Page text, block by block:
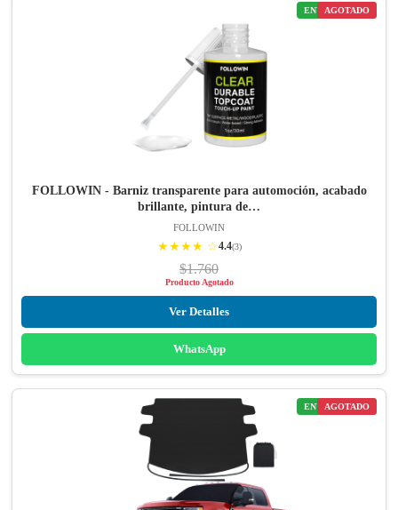
ENVÍO GRATIS
AGOTADO
FOLLOWIN - Barniz transparente para automoción, acabado
brillante, pintura de…
FOLLOWIN
★★★★ ☆4.4(3)
$1.760
Producto Agotado
Ver Detalles
WhatsApp
ENVÍO GRATIS
AGOTADO